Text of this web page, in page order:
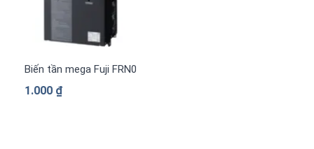
Biến tần mega Fuji FRN0840G2S-4G 3 pha 380 V
1.000 ₫